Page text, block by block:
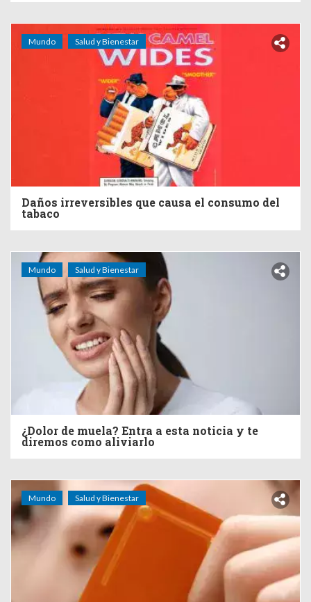
Mundo Salud y Bienestar
Daños irreversibles que causa el consumo del
tabaco
Mundo Salud y Bienestar
¿Dolor de muela? Entra a esta noticia y te
diremos como aliviarlo
Mundo Salud y Bienestar